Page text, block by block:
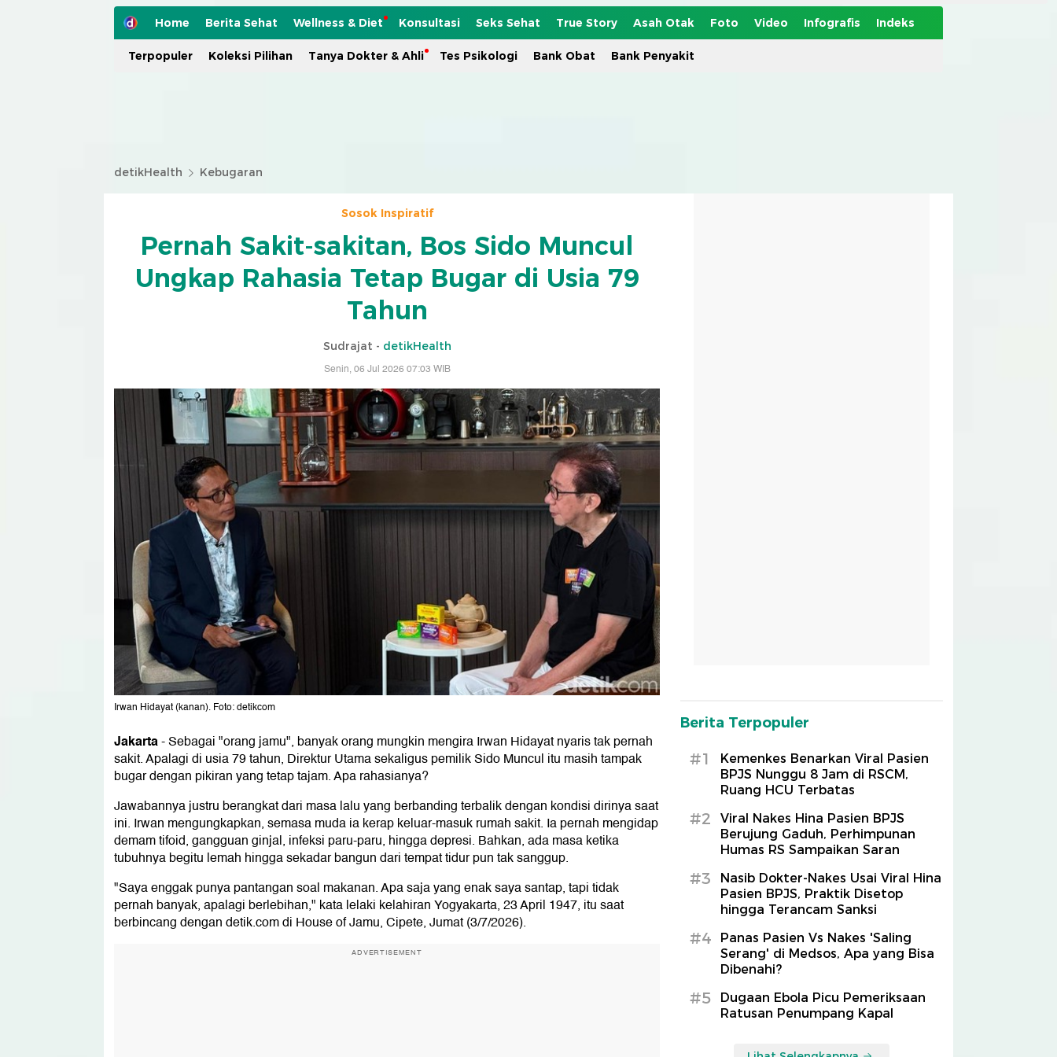
Home Berita Sehat Wellness & Diet Konsultasi Seks Sehat True Story Asah Otak Foto Video Infografis Indeks
Terpopuler Koleksi Pilihan Tanya Dokter & Ahli Tes Psikologi Bank Obat Bank Penyakit
detikHealth Kebugaran
Sosok Inspiratif
Pernah Sakit-sakitan, Bos Sido Muncul
Ungkap Rahasia Tetap Bugar di Usia 79
Tahun
Sudrajat - detikHealth
Senin, 06 Jul 2026 07:03 WIB
Irwan Hidayat (kanan). Foto: detikcom
Jakarta-Sebagai "orang jamu", banyak orang mungkin mengira Irwan Hidayat nyaris tak pernah
sakit. Apalagi di usia 79 tahun, Direktur Utama sekaligus pemilik Sido Muncul itu masih tampak
bugar dengan pikiran yang tetap tajam. Apa rahasianya?
Jawabannya justru berangkat dari masa lalu yang berbanding terbalik dengan kondisi dirinya saat
ini. Irwan mengungkapkan, semasa muda ia kerap keluar-masuk rumah sakit. Ia pernah mengidap
demam tifoid, gangguan ginjal, infeksi paru-paru, hingga depresi. Bahkan, ada masa ketika
tubuhnya begitu lemah hingga sekadar bangun dari tempat tidur pun tak sanggup.
"Saya enggak punya pantangan soal makanan. Apa saja yang enak saya santap, tapi tidak
pernah banyak, apalagi berlebihan," kata lelaki kelahiran Yogyakarta, 23 April 1947, itu saat
berbincang dengan detik.com di House of Jamu, Cipete, Jumat (3/7/2026).
ADVERTISEMENT
Berita Terpopuler
#1
Kemenkes Benarkan Viral Pasien
BPJS Nunggu 8 Jam di RSCM,
Ruang HCU Terbatas
#2
Viral Nakes Hina Pasien BPJS
Berujung Gaduh, Perhimpunan
Humas RS Sampaikan Saran
#3
Nasib Dokter-Nakes Usai Viral Hina
Pasien BPJS, Praktik Disetop
hingga Terancam Sanksi
#4
Panas Pasien Vs Nakes 'Saling
Serang' di Medsos, Apa yang Bisa
Dibenahi?
#5
Dugaan Ebola Picu Pemeriksaan
Ratusan Penumpang Kapal